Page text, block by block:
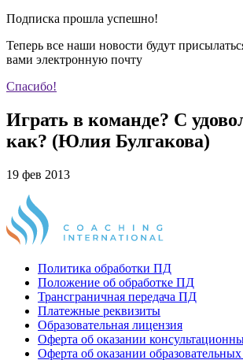
Подписка прошла успешно!
Теперь все наши новости будут
вами электронную почту
Спасибо!
Играть в команде? С
как? (Юлия Булгакова)
19 фев 2013
Политика обработки ПД
Положение об обработке ПД
Трансграничная передача ПД
Платежные реквизиты
Образовательная лицензия
Оферта об оказании
Оферта об оказании образовательных